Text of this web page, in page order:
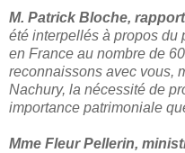
M. Patrick Bloche,
été interpellés à propos du
en France au nombre de
reconnaissons avec vous,
Nachury, la nécessité de
importance patrimoniale
Mme Fleur Pellerin,